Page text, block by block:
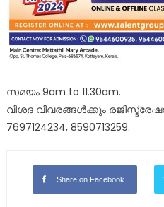
സമയം 9am to 11.30am.
വിശദ വിവരങ്ങൾക്കും
7697124234, 8590713259.
Share on Facebook